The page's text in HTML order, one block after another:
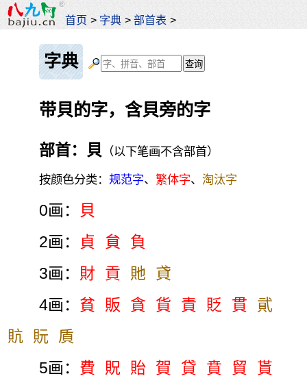
首页 > 字典 >部首表 >
字典
带貝的字，含貝旁的字
部首：貝 （以下笔画不含部首）
按颜色分类：规范字、繁体字、淘汰字
0画：
貝
2画：
貞 貟
負
3画： 財 貢 貤
貣
4画： 貧 販 貪 貨 責 貶 貫
貮
貥 貦 貭
5画： 費 貺 貽 賀 貸 賁 貿
貰